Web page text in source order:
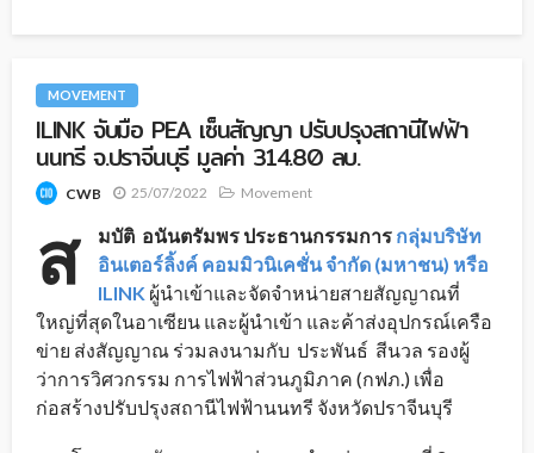
MOVEMENT
ILINK จับมือ PEA เซ็นสัญญา ปรับปรุงสถานีไฟฟ้า
นนทรี จ.ปราจีนบุรี มูลค่า 314.80 ลบ.
CWB 25/07/2022 Movement
ส มบัติ อนันตรัมพร ประธานกรรมการ กลุ่มบริษัท
อินเตอร์ลิ้งค์ คอมมิวนิเคชั่น จำกัด (มหาชน) หรือ
ILINK ผู้นำเข้าและจัดจำหน่ายสายสัญญาณที่
ใหญ่ที่สุดในอาเซียน และผู้นำเข้า และค้าส่งอุปกรณ์เครือ
ข่าย ส่งสัญญาณ ร่วมลงนามกับ ประพันธ์ สีนวล รองผู้
ว่าการวิศวกรรม การไฟฟ้าส่วนภูมิภาค (กฟภ.) เพื่อ
ก่อสร้างปรับปรุงสถานีไฟฟ้านนทรี จังหวัดปราจีนบุรี